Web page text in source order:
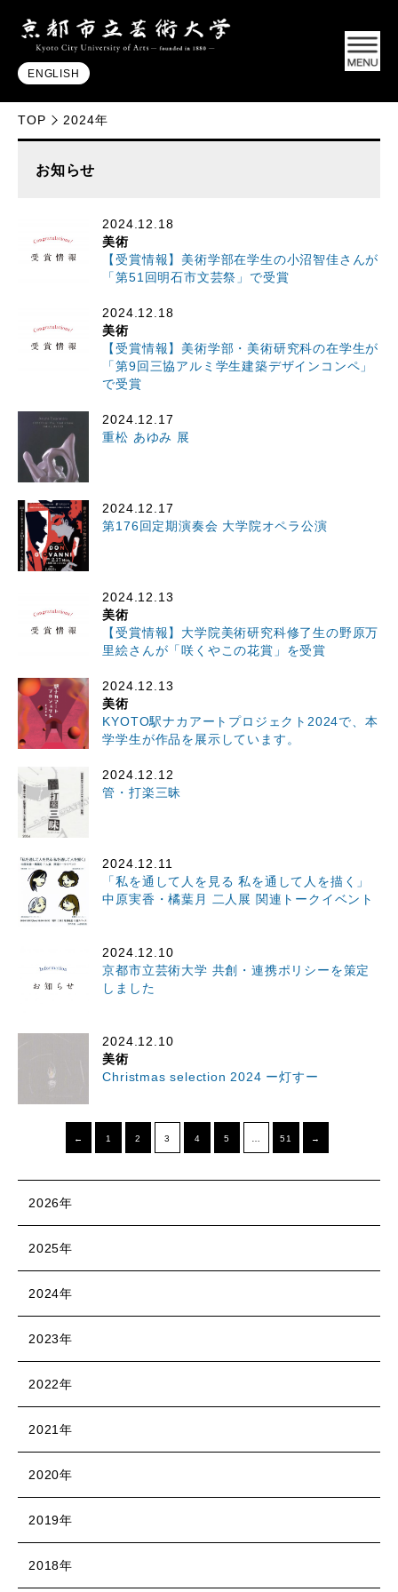
ENGLISH
TOP 2024年
お知らせ
2024.12.18
美術
【受賞情報】美術学部在学生の小沼智佳さんが
「第51回明石市文芸祭」で受賞
2024.12.18
美術
【受賞情報】美術学部・美術研究科の在学生が
「第9回三協アルミ学生建築デザインコンペ」
で受賞
2024.12.17
重松 あゆみ 展
2024.12.17
第176回定期演奏会 大学院オペラ公演
2024.12.13
美術
【受賞情報】大学院美術研究科修了生の野原万
里絵さんが「咲くやこの花賞」を受賞
2024.12.13
美術
KYOTO駅ナカアートプロジェクト2024で、本
学学生が作品を展示しています。
2024.12.12
管・打楽三昧
2024.12.11
「私を通して人を見る 私を通して人を描く」
中原実香・橘葉月 二人展 関連トークイベント
2024.12.10
京都市立芸術大学 共創・連携ポリシーを策定
しました
2024.12.10
美術
Christmas selection 2024 ー灯すー
← 1 2 3 4 5 51 →
2026年
2025年
2024年
2023年
2022年
2021年
2020年
2019年
2018年